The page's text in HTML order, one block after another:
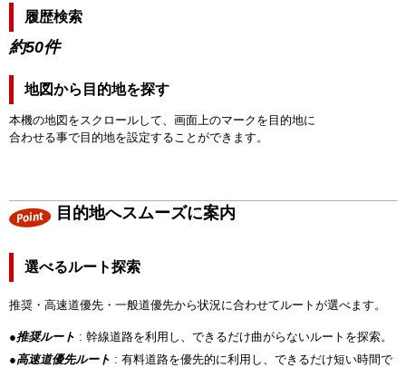
履歴検索
約50件
地図から目的地を探す
本機の地図をスクロールして、画面上のマークを目的地に
合わせる事で目的地を設定することができます。
目的地へスムーズに案内
選べるルート探索
推奨・高速道優先・一般道優先から状況に合わせてルートが選べます。
●推奨ルート : 幹線道路を利用し、できるだけ曲がらないルートを探索。
●高速道優先ルート : 有料道路を優先的に利用し、できるだけ短い時間で